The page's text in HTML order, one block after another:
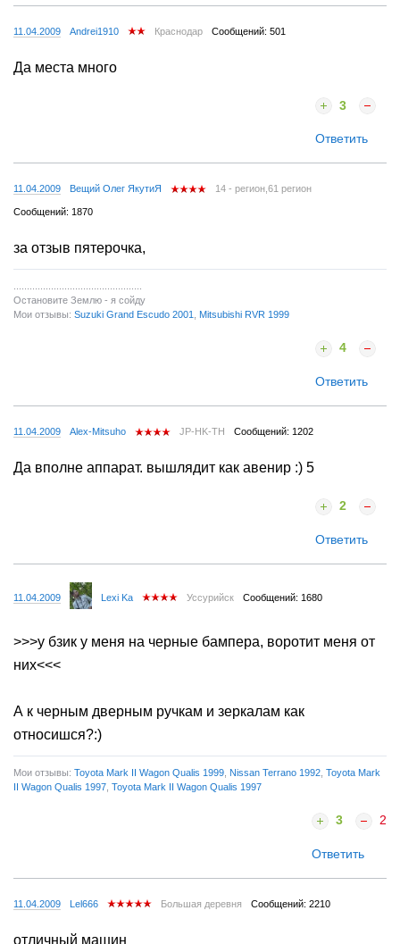
11.04.2009 Andrei1910 Краснодар Сообщений: 501
Да места много
3
Ответить
11.04.2009 Вещий Олег ЯкутиЯ 14 - регион,61 регион
Сообщений: 1870
за отзыв пятерочка,
Остановите Землю - я сойду
Мои отзывы: Suzuki Grand Escudo 2001 Mitsubishi RVR 1999
4
Ответить
11.04.2009 Alex-Mitsuho JP-HK-TH Сообщений: 1202
Да вполне аппарат. вышлядит как авенир :) 5
2
Ответить
11.04.2009 Lexi Ka Уссурийск Сообщений: 1680
>>>у бзик у меня на черные бампера, воротит меня от
них<<<
А к черным дверным ручкам и зеркалам как
относишся?:)
Мои отзывы: Toyota Mark II Wagon Qualis 1999 Nissan Terrano 1992 Toyota Mark
II Wagon Qualis 1997 Toyota Mark II Wagon Qualis 1997
3 2
Ответить
11.04.2009 Lel666 Большая деревня Сообщений: 2210
отличный машин